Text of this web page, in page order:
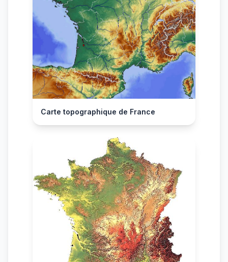
Carte topographique de France